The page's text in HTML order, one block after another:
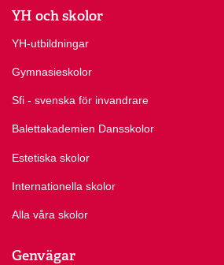
YH och skolor
YH-utbildningar
Gymnasieskolor
Sfi - svenska för invandrare
Balettakademien Dansskolor
Estetiska skolor
Internationella skolor
Alla våra skolor
Genvägar